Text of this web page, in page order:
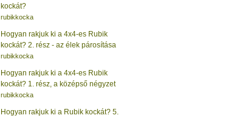
kockát?
rubikkocka
Hogyan rakjuk ki a 4x4-es Rubik
kockát? 2. rész - az élek párosítása
rubikkocka
Hogyan rakjuk ki a 4x4-es Rubik
kockát? 1. rész, a középső négyzet
rubikkocka
Hogyan rakjuk ki a Rubik kockát? 5.